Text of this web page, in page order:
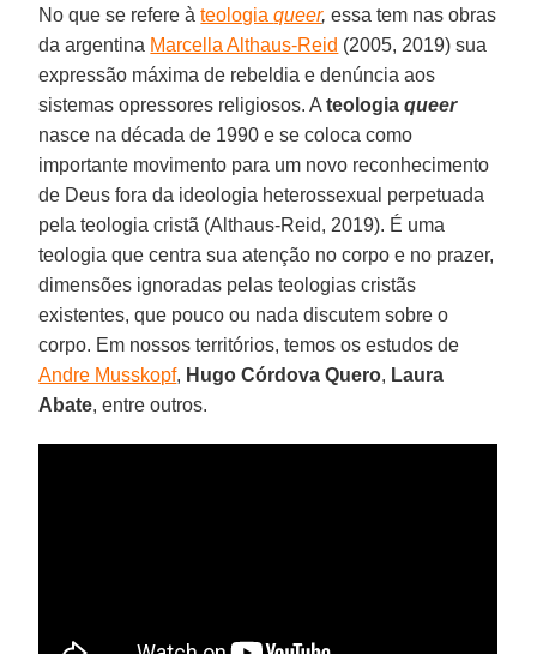
No que se refere àteologiaqueer, essa tem nas obras
da argentina Marcella Althaus-Reid (2005, 2019) sua
expressão máxima de rebeldia e denúncia aos
sistemas opressores religiosos. Ateologiaqueer
nasce na década de 1990 e se coloca como
importante movimento para um novo reconhecimento
de Deus fora da ideologia heterossexual perpetuada
pela teologia cristã (Althaus-Reid, 2019). É uma
teologia que centra sua atenção no corpo e no prazer,
dimensões ignoradas pelas teologias cristãs
existentes, que pouco ou nada discutem sobre o
corpo. Em nossos territórios, temos os estudos de
Andre Musskopf, Hugo Córdova Quero, Laura
Abate, entre outros.